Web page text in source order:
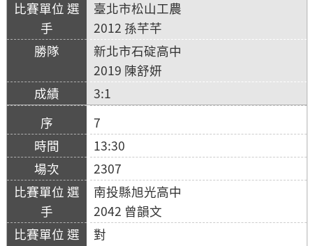
臺北市松山工農
2012 孫芊芊
新北市石碇高中
2019 陳舒妍
3:1
7
13:30
2307
南投縣旭光高中
2042 曾韻文
對